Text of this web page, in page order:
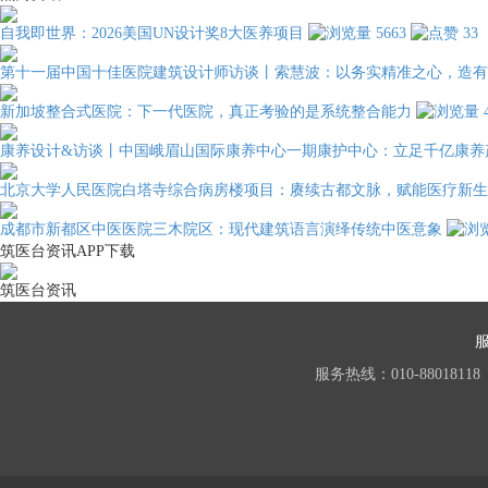
自我即世界：2026美国UN设计奖8大医养项目 5663 33
第十一届中国十佳医院建筑设计师访谈丨索慧波：以务实精准之心，造
新加坡整合式医院：下一代医院，真正考验的是系统整合能力
康养设计&访谈丨中国峨眉山国际康养中心一期康护中心：立足千亿康
北京大学人民医院白塔寺综合病房楼项目：赓续古都文脉，赋能医疗新生
成都市新都区中医医院三木院区：现代建筑语言演绎传统中医意象
筑医台资讯APP下载
筑医台资讯
服务热线：010-88018118